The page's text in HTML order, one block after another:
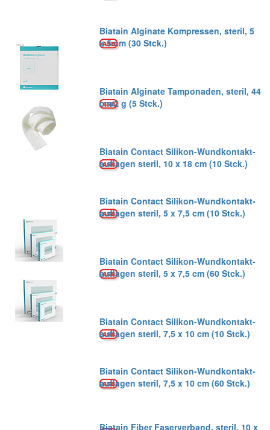
Biatain Alginate Kompressen, steril, 5
x 5 cm (30 Stck.)
Biatain Alginate Tamponaden, steril, 44
cm/2 g (5 Stck.)
Biatain Contact Silikon-Wundkontakt-
auflagen steril, 10 x 18 cm (10 Stck.)
Biatain Contact Silikon-Wundkontakt-
auflagen steril, 5 x 7,5 cm (10 Stck.)
Biatain Contact Silikon-Wundkontakt-
auflagen steril, 5 x 7,5 cm (60 Stck.)
Biatain Contact Silikon-Wundkontakt-
auflagen steril, 7,5 x 10 cm (10 Stck.)
Biatain Contact Silikon-Wundkontakt-
auflagen steril, 7,5 x 10 cm (60 Stck.)
Biatain Fiber Faserverband, steril, 10 x